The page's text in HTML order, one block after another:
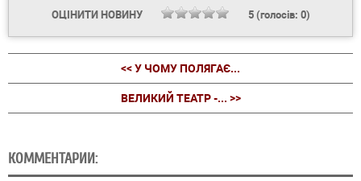
ОЦІНИТИ НОВИНУ 5(голосів: 0)
<< У ЧОМУ ПОЛЯГАЄ...
ВЕЛИКИЙ ТЕАТР -... >>
КОММЕНТАРИИ: